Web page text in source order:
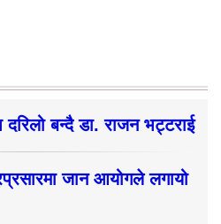
बन्दै डा. राजन भट्टराई
जान आयोगले लगायो